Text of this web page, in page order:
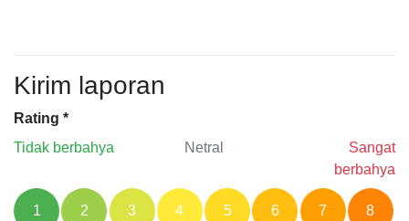
Kirim laporan
Rating *
Tidak berbahya
Netral
Sangat
berbahya
1 2 3 4 5 6 7 8